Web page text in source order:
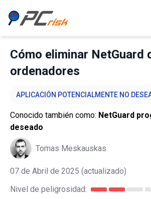
Cómo eliminar NetGuard
ordenadores
APLICACIÓN POTENCIALMENTE NO
Conocido también como: NetGuard
deseado
Tomas Meskauskas
07 de Abril de 2025 (actualizado)
Nivel de peligrosidad: